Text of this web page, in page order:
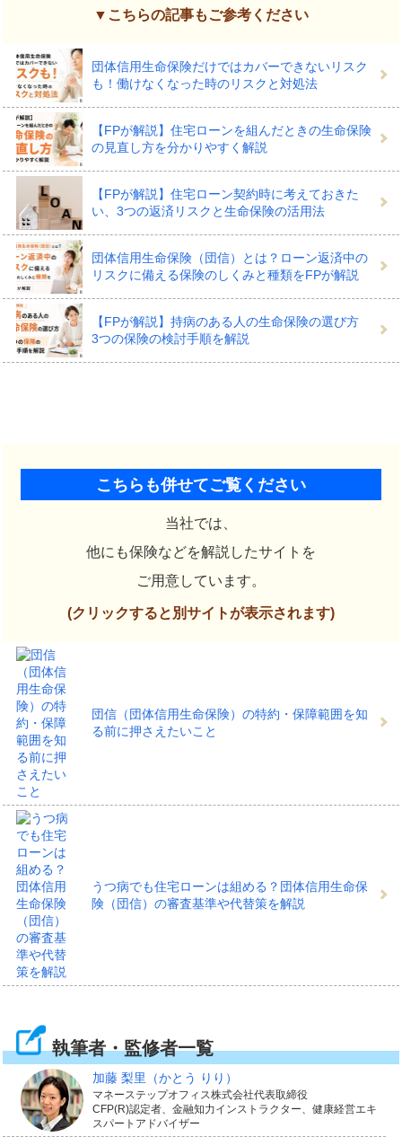
▼こちらの記事もご参考ください
団体信用生命保険だけではカバーできないリスク
も！働けなくなった時のリスクと対処法
【FPが解説】住宅ローンを組んだときの生命保険
の見直し方を分かりやすく解説
【FPが解説】住宅ローン契約時に考えておきた
い、3つの返済リスクと生命保険の活用法
団体信用生命保険（団信）とは？ローン返済中の
リスクに備える保険のしくみと種類をFPが解説
【FPが解説】持病のある人の生命保険の選び方
3つの保険の検討手順を解説
こちらも併せてご覧ください
当社では、
他にも保険などを解説したサイトを
ご用意しています。
(クリックすると別サイトが表示されます)
団信（団体信用生命保険）の特約・保障範囲を知
る前に押さえたいこと
うつ病でも住宅ローンは組める？団体信用生命保
険（団信）の審査基準や代替策を解説
執筆者・監修者一覧
加藤 梨里 （かとう りり）
マネーステップオフィス株式会社代表取締役
CFP(R)認定者、金融知力インストラクター、健康経営エキ
スパートアドバイザー